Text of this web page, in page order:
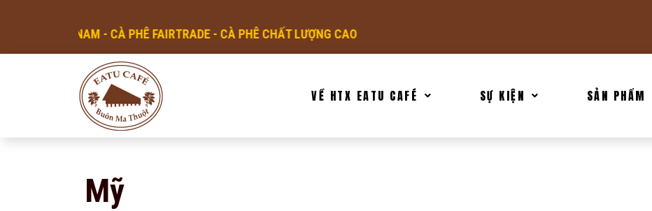
VIỆT NAM - CÀ PHÊ FAIRTRADE - CÀ PHÊ CHẤT LƯỢNG CAO
VỀ HTX EATU CAFÉ SỰ KIỆN SẢN PHẨM
Mỹ